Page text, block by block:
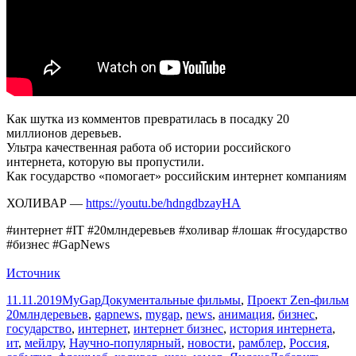
Как шутка из комментов превратилась в посадку 20
миллионов деревьев.
Ультра качественная работа об истории российского
интернета, которую вы пропустили.
Как государство «помогает» российским интернет компаниям
ХОЛИВАР — https://youtu.be/hdngdbzayHA
#интернет #IT #20млндеревьев #холивар #лошак #государство
#бизнес #GapNews
Источник
Опубликовано
11.11.2019Автор
MyGapРубрики
Документальные фильмы, Проект Zen-фильм
20млндеревьев, gapnews, mygap, news, анимация, бизнес,
государство, интернет, интернет бизнес, история интернета,
ит, мейлру, Научно-популярный, новости, рамблер, Россия,